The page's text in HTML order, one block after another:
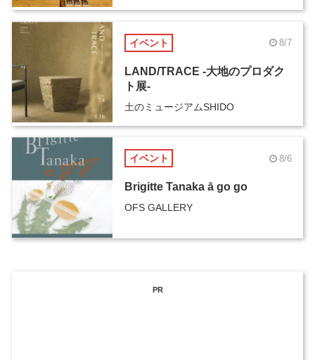
イベント 8/7
LAND/TRACE -大地のプロダク
ト展-
土のミュージアムSHIDO
イベント 8/6
Brigitte Tanaka ā go go
OFS GALLERY
PR